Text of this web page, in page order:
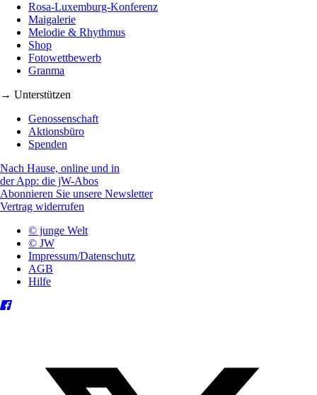
Rosa-Luxemburg-Konferenz
Maigalerie
Melodie & Rhythmus
Shop
Fotowettbewerb
Granma
→ Unterstützen
Genossenschaft
Aktionsbüro
Spenden
Nach Hause, online und in
der App: die jW-Abos
Abonnieren Sie unsere Newsletter
Vertrag widerrufen
© junge Welt
© JW
Impressum/Datenschutz
AGB
Hilfe